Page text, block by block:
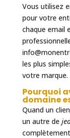
Vous utilisez
pour votre
chaque email
les plus
votre marque.
Pourquoi
domaine
Quand un
un autre de